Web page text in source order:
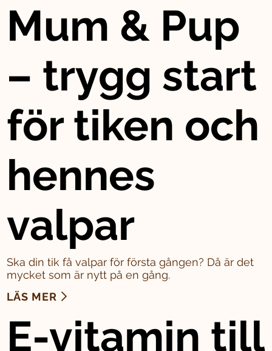
Mum & Pup
– trygg start
för tiken och
hennes
valpar
Ska din tik få valpar för första gången? Då är det
mycket som är nytt på en gång.
LÄS MER
E-vitamin till